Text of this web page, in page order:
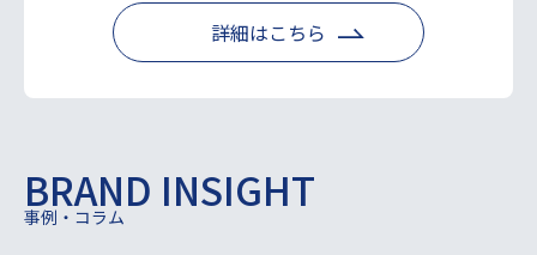
詳細はこちら
BRAND INSIGHT
事例・コラム